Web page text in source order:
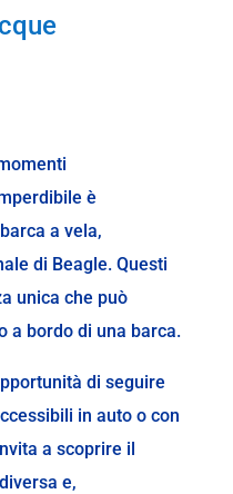
è
a vela,
di Beagle. Questi
unica che può
a bordo di una barca.
di seguire
in auto o con
a scoprire il
e,